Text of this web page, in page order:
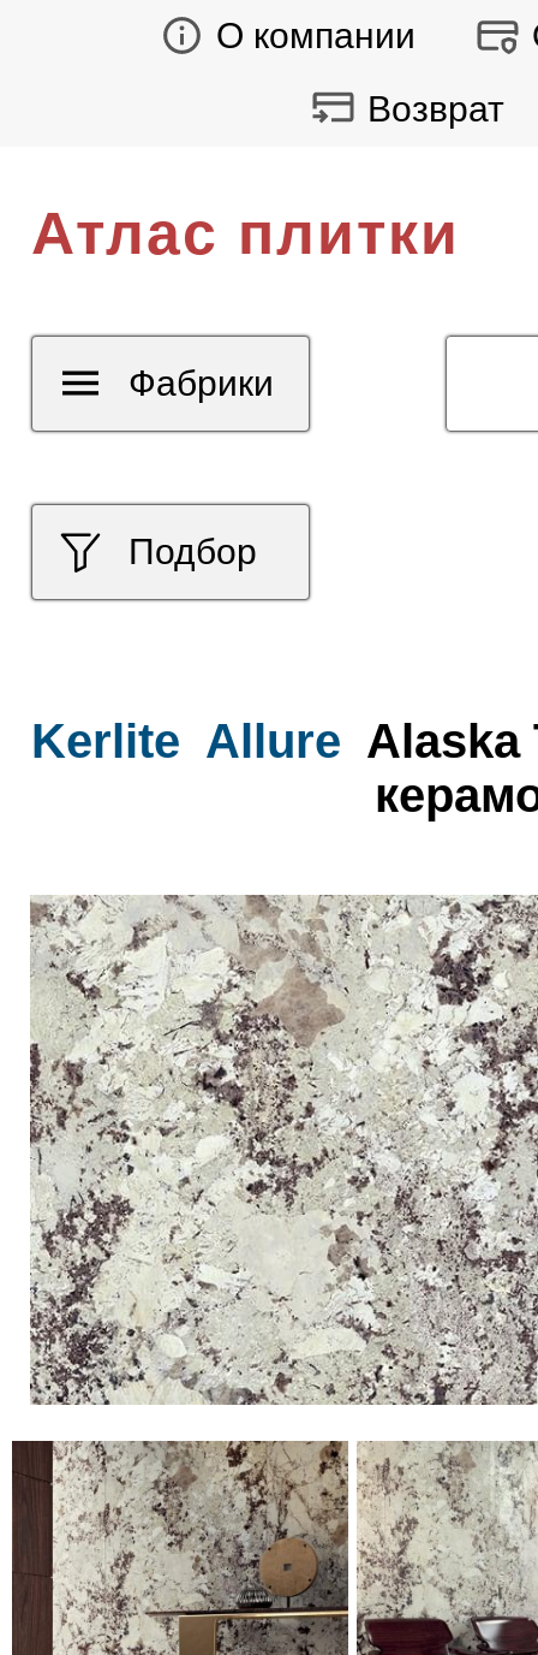
О компании
Возврат
Атлас плитки
Подбор
Фабрики
Kerlite Allure Alaska